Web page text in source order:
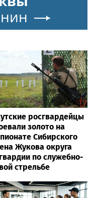
росгвардейцы
золото на
Сибирского
Жукова округа
по служебно-
стрельбе